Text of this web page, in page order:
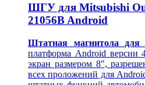
ШГУ для Mitsubishi
21056B Android
Штатная магнитола
платформа Android версии
экран размером 8",
всех проложений для